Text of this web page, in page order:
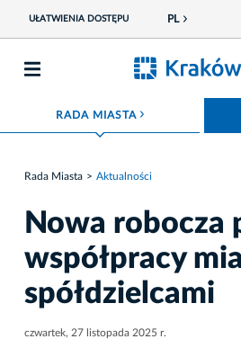
UŁATWIENIA DOSTĘPU PL
RADA MIASTAROZWIŃ MENU
Rada Miasta Aktualności
Nowa robocza
współpracy
spółdzielcami
czwartek, 27 listopada 2025 r.